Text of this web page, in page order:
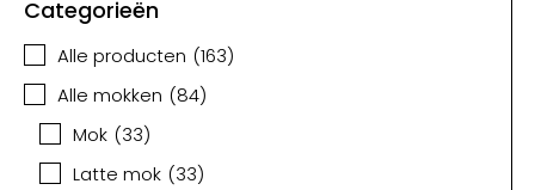
Categorieën
Alle producten (163)
Alle mokken (84)
Mok (33)
Latte mok (33)